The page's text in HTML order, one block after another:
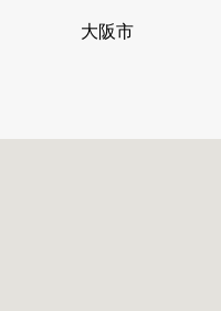
大阪市